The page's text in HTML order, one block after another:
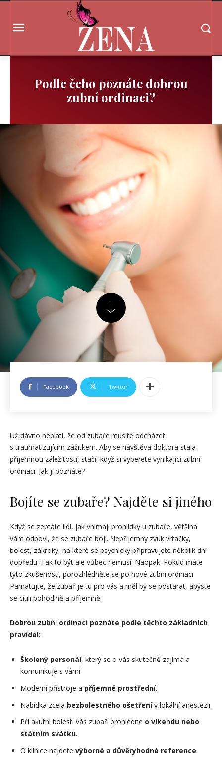
Podle čeho poznáte dobrou
zubní ordinaci?
Facebook Twitter
Už dávno neplatí, že od zubaře musíte odcházet
s traumatizujícím zážitkem. Aby se návštěva doktora stala
příjemnou záležitostí, stačí, když si vyberete vynikající zubní
ordinaci. Jak ji poznáte?
Bojíte se zubaře? Najděte si jiného
Když se zeptáte lidí, jak vnímají prohlídky u zubaře, většina
vám odpoví, že se zubaře bojí. Nepříjemný zvuk vrtačky,
bolest, zákroky, na které se psychicky připravujete několik dní
dopředu. Tak to být ale vůbec nemusí. Naopak. Pokud máte
tyto zkušenosti, porozhlédněte se po nové zubní ordinaci.
Pamatujte, že zubař je tu pro vás a měl by se postarat, abyste
se cítili pohodlně a příjemně.
Dobrou zubní ordinaci poznáte podle těchto základních
pravidel:
Školený personál, který se o vás skutečně zajímá a
komunikuje s vámi.
Moderní přístroje a příjemné prostřední.
Nabídka zcela bezbolestného ošetřenív lokální anestezii.
Při akutní bolesti vás zubaři prohlédne o víkendu nebo
státním svátku.
O klinice najdete výborné a důvěryhodné reference.